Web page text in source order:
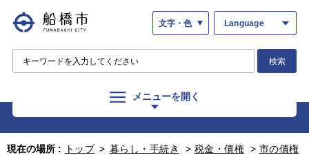
文字・色 Language
検索
メニューを開く
現在の場所 : トップ > 暮らし・手続き > 税金・債権 > 市の債権